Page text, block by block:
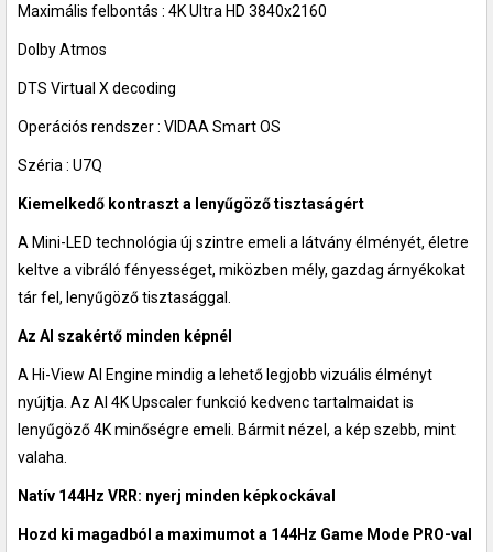
Maximális felbontás : 4K Ultra HD 3840x2160
Dolby Atmos
DTS Virtual X decoding
Operációs rendszer : VIDAA Smart OS
Széria : U7Q
Kiemelkedő kontraszt a lenyűgöző tisztaságért
A Mini-LED technológia új szintre emeli a látvány élményét, életre
keltve a vibráló fényességet, miközben mély, gazdag árnyékokat
tár fel, lenyűgöző tisztasággal.
Az AI szakértő minden képnél
A Hi-View AI Engine mindig a lehető legjobb vizuális élményt
nyújtja. Az AI 4K Upscaler funkció kedvenc tartalmaidat is
lenyűgöző 4K minőségre emeli. Bármit nézel, a kép szebb, mint
valaha.
Natív 144Hz VRR: nyerj minden képkockával
Hozd ki magadból a maximumot a 144Hz Game Mode PRO-val